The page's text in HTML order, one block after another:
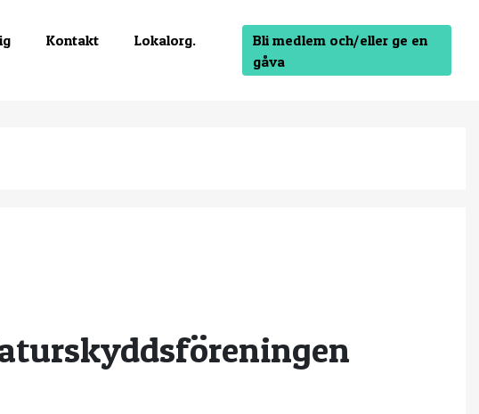
Kontakt Lokalorg.
Bli medlem och/eller ge en
gåva